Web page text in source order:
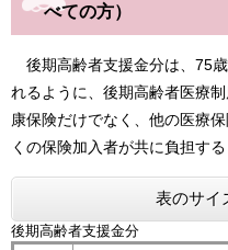
べての方）
後期高齢者支援金分は、75
れるように、後期高齢者医療
康保険だけでなく、他の医療
くの保険加入者が共に負担す
表のサイ
後期高齢者支援金分